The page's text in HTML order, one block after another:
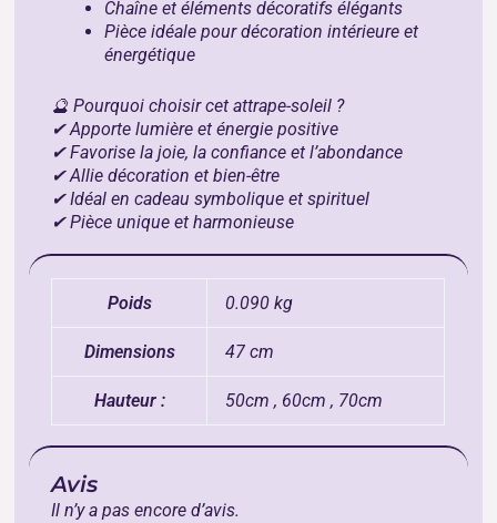
Chaîne et éléments décoratifs élégants
Pièce idéale pour décoration intérieure et
énergétique
🔮 Pourquoi choisir cet attrape-soleil ?
✔ Apporte lumière et énergie positive
✔ Favorise la joie, la confiance et l’abondance
✔ Allie décoration et bien-être
✔ Idéal en cadeau symbolique et spirituel
✔ Pièce unique et harmonieuse
Poids 0.090 kg
Dimensions 47 cm
Hauteur : 50cm , 60cm , 70cm
Avis
Il n’y a pas encore d’avis.